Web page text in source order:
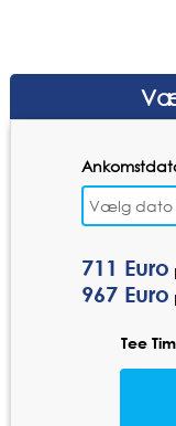
Ekstra greenfee til 9
711 Euro
967 Euro
Tee